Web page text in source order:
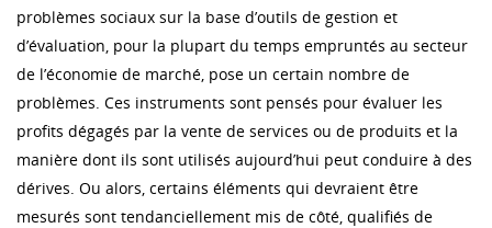
problèmes sociaux sur la base d’outils de gestion et
d’évaluation, pour la plupart du temps empruntés au secteur
de l’économie de marché, pose un certain nombre de
problèmes. Ces instruments sont pensés pour évaluer les
profits dégagés par la vente de services ou de produits et la
manière dont ils sont utilisés aujourd’hui peut conduire à des
dérives. Ou alors, certains éléments qui devraient être
mesurés sont tendanciellement mis de côté, qualifiés de